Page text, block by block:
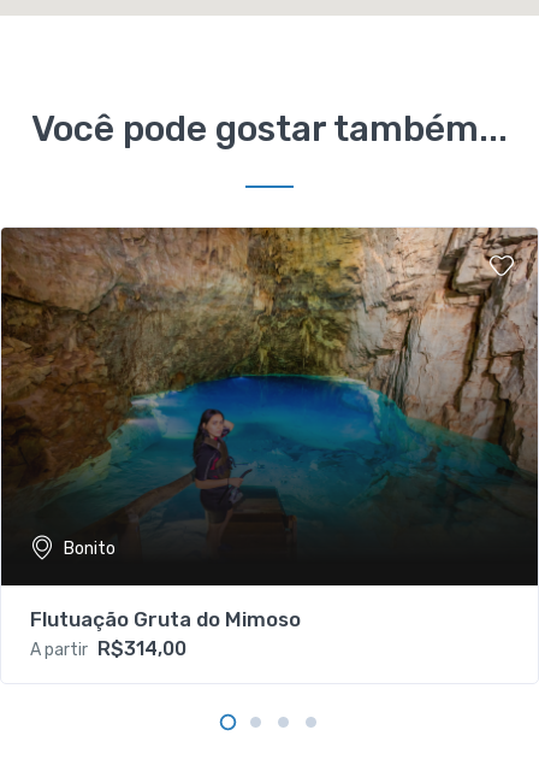
Você pode gostar também...
Bonito
Flutuação Gruta do Mimoso
A partir R$314,00